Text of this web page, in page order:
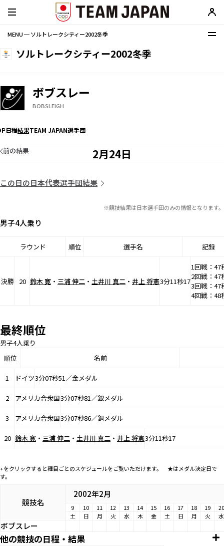
MENU ─ ソルトレークシティー2002冬季
ソルトレークシティー2002冬季
ボブスレー
BOBSLEIGH
日程結果TEAM JAPAN選手団
2月24日
前の結果
この日の日本代表選手団結果
※競技結果は日本選手団のみの情報となります。
男子4人乗り
ラウンド 順位 選手名 記録
決勝 20 鈴木 寛 ・ 三浦 伸二 ・ 土井川 真二 ・ 井上 将憲3分11秒17
1回戦：47
2回戦：47
3回戦：47
4回戦：48
最終順位
男子4人乗り
順位
名前
1 ドイツ3分07秒51／金メダル
2 アメリカ合衆国3分07秒81／銀メダル
3 アメリカ合衆国3分07秒86／銅メダル
20 鈴木 寛 ・ 三浦 伸二 ・ 土井川 真二 ・ 井上 将憲3分11秒17
+をクリックすると種目ごとのスケジュールをご覧いただけます。 ★はメダル決定日で
す。
競技名
2002年2月
9 10 11 12 13 14 15 16 17 18 19
20
土
日 月 火 水 木 金 土 日 月 火 水
ボブスレー
他の競技の日程・結果